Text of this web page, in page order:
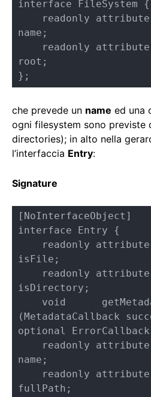
interface FileSystem {
name;
root;
};
che prevede un name ed una
ogni filesystem sono previste
directories); in alto nella
l’interfaccia Entry:
Signature
[NoInterfaceObject]
interface Entry {
isFile;
isDirectory;
(MetadataCallback
optional
name;
fullPath;